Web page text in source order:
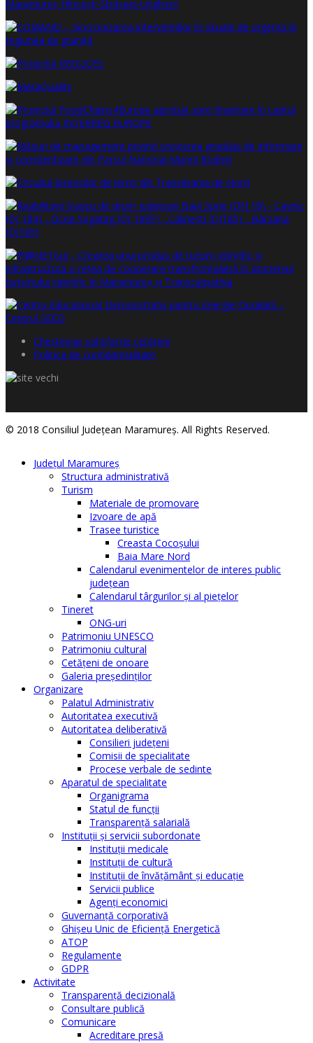
Chestionar satisfacţie cetăţeni
Politica de confidențialitate
© 2018 Consiliul Judeţean Maramureş. All Rights Reserved.
Judeţul Maramureş
Structura administrativă
Turism
Materiale de promovare
Izvoare de apă
Trasee turistice
Creasta Cocoșului
Baia Mare Nord
Calendarul evenimentelor de interes public
judeţean
Calendarul târgurilor şi al pieţelor
Tineret
ONG-uri
Patrimoniu UNESCO
Patrimoniu cultural
Cetăţeni de onoare
Galeria președinților
Organizare
Palatul Administrativ
Autoritatea executivă
Autoritatea deliberativă
Consilieri judeţeni
Comisii de specialitate
Procese verbale de sedinte
Aparatul de specialitate
Organigrama
Statul de funcții
Transparență salarială
Instituţii şi servicii subordonate
Instituţii medicale
Instituţii de cultură
Instituţii de învăţământ şi educaţie
Servicii publice
Agenţi economici
Guvernanță corporativă
Ghişeu Unic de Eficienţă Energetică
ATOP
Regulamente
GDPR
Activitate
Transparenţă decizională
Consultare publică
Comunicare
Acreditare presă